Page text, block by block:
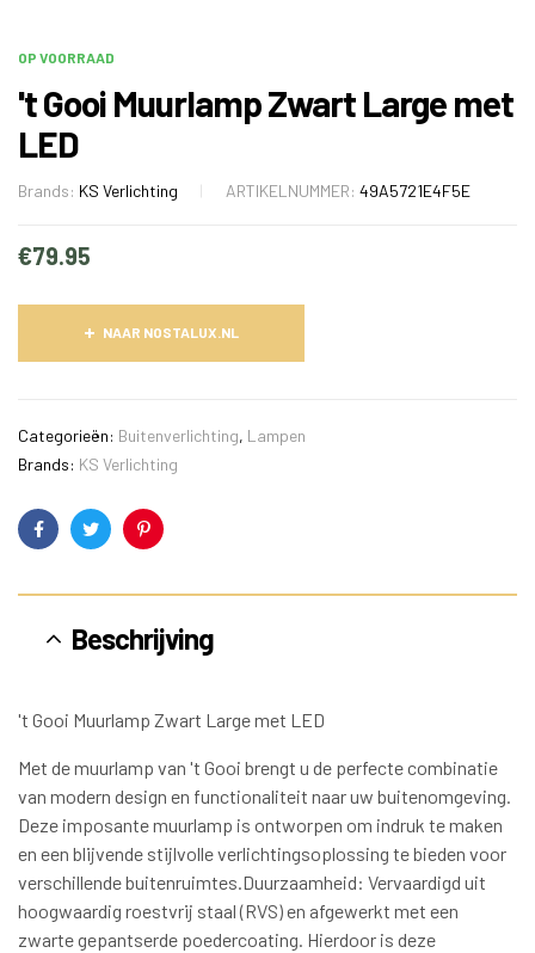
OP VOORRAAD
't Gooi Muurlamp Zwart Large met
LED
Brands: KS Verlichting ARTIKELNUMMER: 49A5721E4F5E
€79.95
NAAR NOSTALUX.NL
Categorieën: Buitenverlichting, Lampen
Brands: KS Verlichting
FacebookTwitterPinterest
Beschrijving
't Gooi Muurlamp Zwart Large met LED
Met de muurlamp van 't Gooi brengt u de perfecte combinatie
van modern design en functionaliteit naar uw buitenomgeving.
Deze imposante muurlamp is ontworpen om indruk te maken
en een blijvende stijlvolle verlichtingsoplossing te bieden voor
verschillende buitenruimtes.Duurzaamheid: Vervaardigd uit
hoogwaardig roestvrij staal (RVS) en afgewerkt met een
zwarte gepantserde poedercoating. Hierdoor is deze